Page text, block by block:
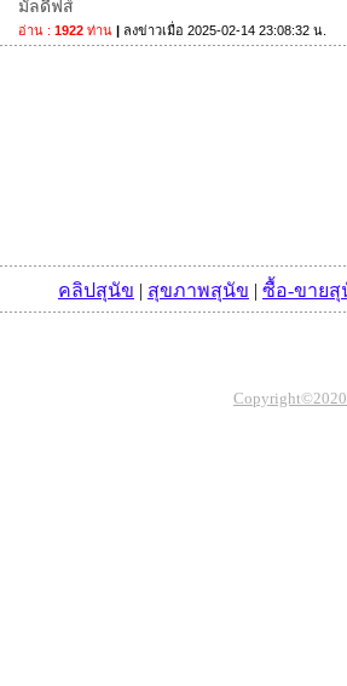
มัลดีฟส์
อ่าน : 1922ท่าน | ลงข่าวเมื่อ 2025-02-14 23:08:32 น.
คลิปสุนัข | สุขภาพสุนัข | ซื้อ-ขายสุ
Copyright©2020